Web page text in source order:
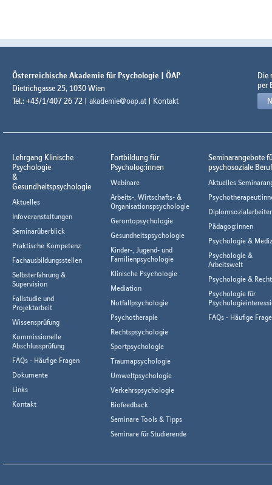
Österreichische Akademie für Psychologie | ÖAP
Dietrichgasse 25, 1030 Wien
Tel.: +43/1/407 26 72 | akademie@oap.at | Kontakt
Die
per
Lehrgang Klinische
Psychologie
&
Gesundheitspsychologie
Aktuelles
Infoveranstaltungen
Seminarüberblick
Praktische Kompetenz
Fachausbildungsstellen
Selbsterfahrung &
Supervision
Fallstudie und
Projektarbeit
Wissensprüfung
Kommissionelle
Abschlussprüfung
FAQs - Häufige Fragen
Dokumente
Links
Kontakt
Fortbildung für
Psycholog:innen
Webinare
Arbeits-, Wirtschafts- &
Organisationspsychologie
Gerontopsychologie
Gesundheitspsychologie
Kinder-, Jugend- und
Familienpsychologie
Klinische Psychologie
Mediation
Notfallpsychologie
Psychotherapie
Rechtspsychologie
Sportpsychologie
Traumapsychologie
Umweltpsychologie
Verkehrspsychologie
Biofeedback
Seminare Tools & Tipps
Seminare für Studierende
Seminarangebote
psychosoziale
Aktuelles
Pädagog:innen
Psychologie &
Psychologie &
Arbeitswelt
Psychologie & Recht
Psychologie für
FAQs - Häufige